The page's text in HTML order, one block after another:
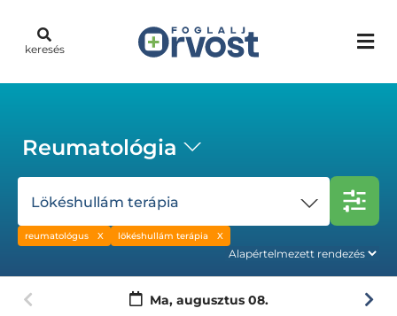
keresés
Reumatológia
Lökéshullám terápia
reumatológus lökéshullám terápia
Ma, augusztus 08.